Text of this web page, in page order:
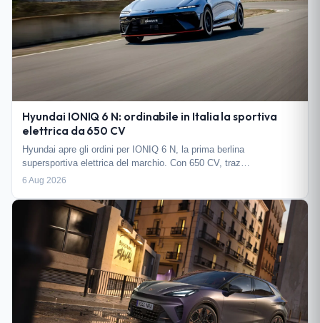
Hyundai IONIQ 6 N: ordinabile in Italia la sportiva
elettrica da 650 CV
Hyundai apre gli ordini per IONIQ 6 N, la prima berlina
supersportiva elettrica del marchio. Con 650 CV, traz…
6 Aug 2026